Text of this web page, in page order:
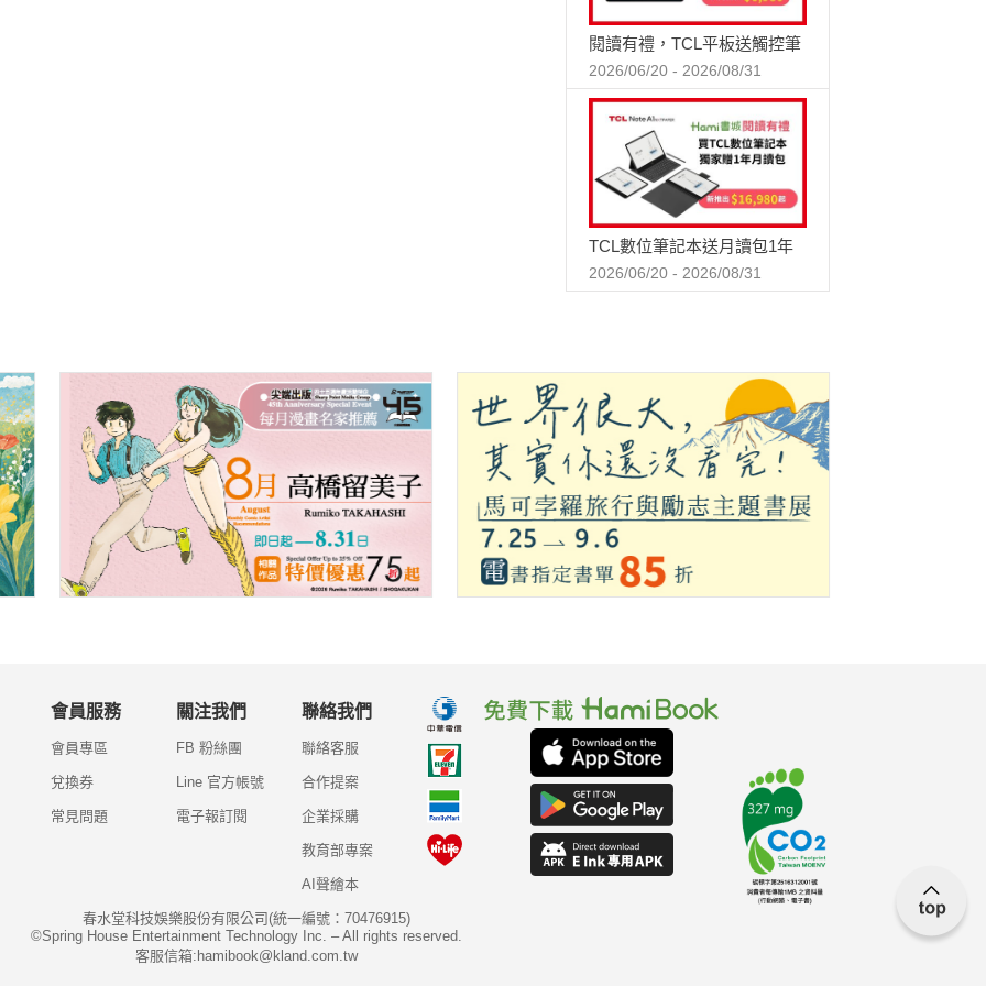
閱讀有禮，TCL平板送觸控筆
2026/06/20 - 2026/08/31
TCL數位筆記本送月讀包1年
2026/06/20 - 2026/08/31
會員服務
會員專區
兌換券
常見問題
關注我們
FB 粉絲團
Line 官方帳號
電子報訂閱
聯絡我們
聯絡客服
合作提案
企業採購
教育部專案
AI聲繪本
春水堂科技娛樂股份有限公司(統一編號：70476915)
©Spring House Entertainment Technology Inc. – All rights reserved.
客服信箱:hamibook@kland.com.tw